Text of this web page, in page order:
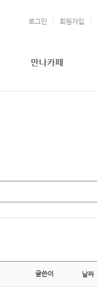
로그인 회원가입
만나카페
글쓴이 날짜